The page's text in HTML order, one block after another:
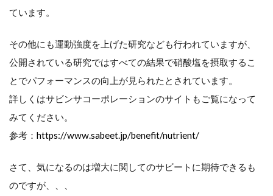
と
ています。
その他にも運動強度を上げた研究なども行われていますが、
公開されている研究ではすべての結果で硝酸塩を摂取するこ
とでパフォーマンスの向上が見られたとされています。
詳しくはサビンサコーポレーションのサイトもご覧になって
みてください。
参考： https://www.sabeet.jp/benefit/nutrient/
さて、気になるのは増大に関してのサビートに期待できるも
のですが、、、